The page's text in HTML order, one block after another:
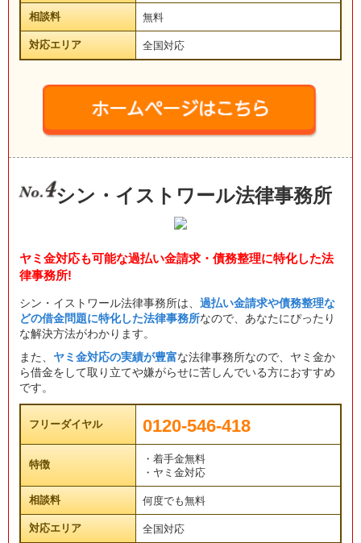
相談料 無料
対応エリア 全国対応
シン・イストワール法律事務所
ヤミ金対応も可能な過払い金請求・債務整理に特化した法
律事務所!
シン・イストワール法律事務所は、 過払い金請求や債務整理な
どの借金問題に特化した法律事務所なので、あなたにぴったり
な解決方法がわかります。
また、 ヤミ金対応の実績が豊富な法律事務所なので、ヤミ金か
ら借金をして取り立てや嫌がらせに苦しんでいる方におすすめ
です。
フリーダイヤル 0120-546-418
特徴
・着手金無料
・ヤミ金対応
相談料 何度でも無料
対応エリア 全国対応